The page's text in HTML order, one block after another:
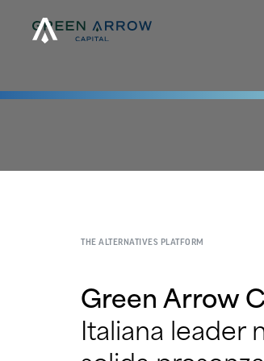
THE ALTERNATIVES PLATFORM
Green Arrow
Italiana leader